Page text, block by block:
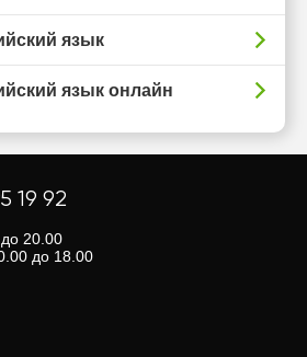
язык
язык онлайн
19 92
20.00
до 18.00